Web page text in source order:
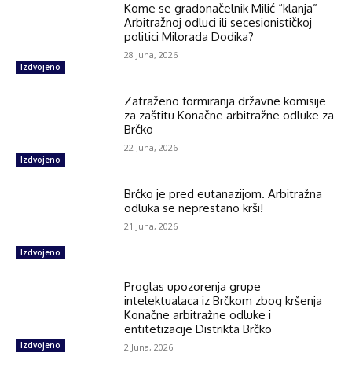
Izdvojeno
Kome se gradonačelnik Milić “klanja”
Arbitražnoj odluci ili secesionističkoj
politici Milorada Dodika?
28 Juna, 2026
Izdvojeno
Zatraženo formiranja državne komisije
za zaštitu Konačne arbitražne odluke za
Brčko
22 Juna, 2026
Izdvojeno
Brčko je pred eutanazijom. Arbitražna
odluka se neprestano krši!
21 Juna, 2026
Izdvojeno
Proglas upozorenja grupe
intelektualaca iz Brčkom zbog kršenja
Konačne arbitražne odluke i
entitetizacije Distrikta Brčko
2 Juna, 2026